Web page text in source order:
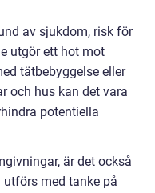
av sjukdom, risk för
utgör ett hot mot
tätbebyggelse eller
och hus kan det vara
potentiella
är det också
med tanke på